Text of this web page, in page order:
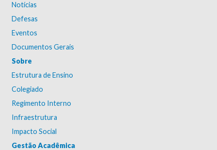
Notícias
Defesas
Eventos
Documentos Gerais
Sobre
Estrutura de Ensino
Colegiado
Regimento Interno
Infraestrutura
Impacto Social
Gestão Acadêmica